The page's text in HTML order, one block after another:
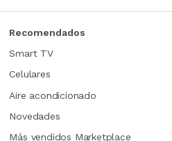
Recomendados
Smart TV
Celulares
Aire acondicionado
Novedades
Más vendidos Marketplace